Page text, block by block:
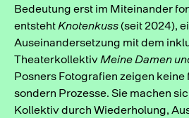
Bedeutung erst im Miteinander
entstehtKnotenkuss(seit 2024),
Auseinandersetzung mit dem
TheaterkollektivMeine Damen
Posners Fotografien zeigen keine
sondern Prozesse. Sie machen
Kollektiv durch Wiederholung,